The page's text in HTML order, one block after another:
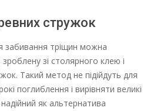
стружок
забивання тріщин можна
зі столярного клею і
Такий метод не підійдуть для
поглиблення і вирівняти великі
як альтернатива